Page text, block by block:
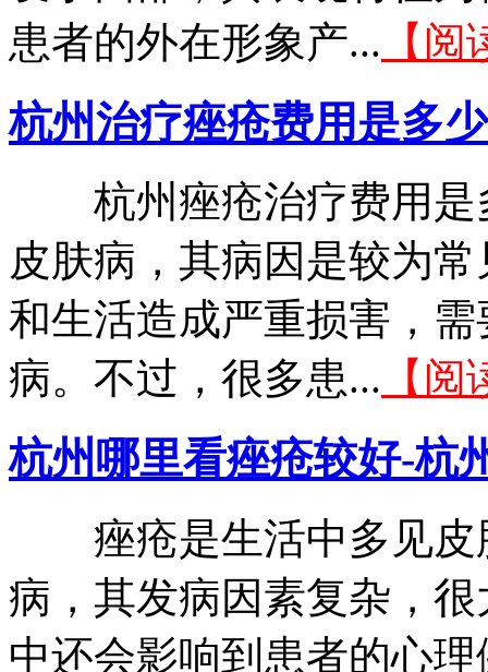
患者的外在形象产... 【
杭州治疗痤疮费用是多
杭州痤疮治疗费用是
皮肤病，其病因是较为
和生活造成严重损害，
病。不过，很多患... 【
杭州哪里看痤疮较好-杭
痤疮是生活中多见皮
病，其发病因素复杂，
中还会影响到患者的心